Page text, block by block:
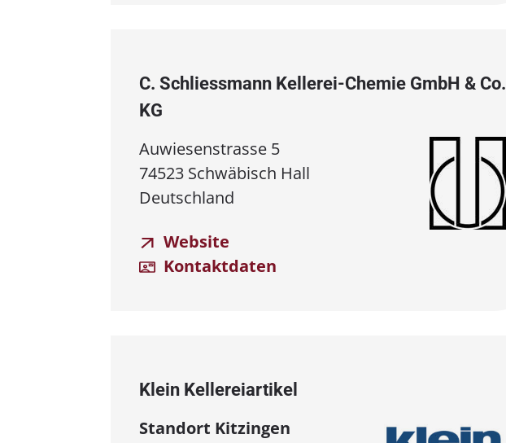
C. Schliessmann Kellerei⁠⁠-⁠⁠Chemie GmbH & Co.
KG
Auwiesenstrasse 5
74523 Schwäbisch Hall
Deutschland
Website
Kontaktdaten
Klein Kellereiartikel
Standort Kitzingen